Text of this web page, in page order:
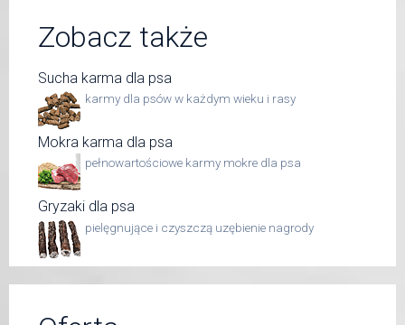
Zobacz także
Sucha karma dla psa
karmy dla psów w każdym wieku i rasy
Mokra karma dla psa
pełnowartościowe karmy mokre dla psa
Gryzaki dla psa
pielęgnujące i czyszczą uzębienie nagrody